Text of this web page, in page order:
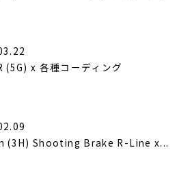
(5G) x 各種コーディング
(3H) Shooting Brake R-Line x...